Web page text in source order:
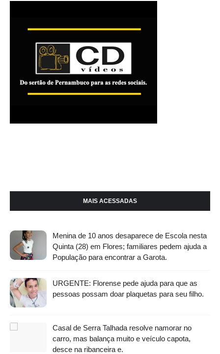
MAIS ACESSADAS
Menina de 10 anos desaparece de Escola nesta
Quinta (28) em Flores; familiares pedem ajuda a
População para encontrar a Garota.
URGENTE: Florense pede ajuda para que as
pessoas possam doar plaquetas para seu filho.
Casal de Serra Talhada resolve namorar no
carro, mas balança muito e veículo capota,
desce na ribanceira e.